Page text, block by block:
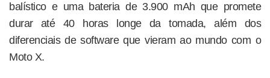
balístico e uma bateria de 3.900 mAh que promete
durar até 40 horas longe da tomada, além dos
diferenciais de software que vieram ao mundo com o
Moto X.